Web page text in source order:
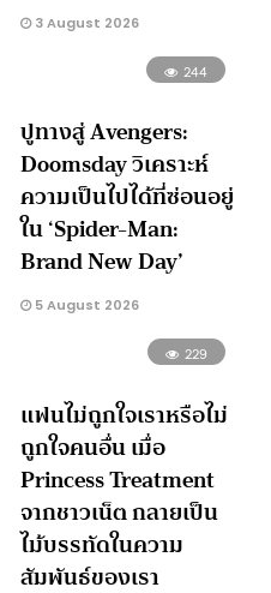
3 August 2026
244
ปูทางสู่ Avengers:
Doomsday วิเคราะห์
ความเป็นไปได้ที่ซ่อนอยู่
ใน ‘Spider-Man:
Brand New Day’
5 August 2026
229
แฟนไม่ถูกใจเราหรือไม่
ถูกใจคนอื่น เมื่อ
Princess Treatment
จากชาวเน็ต กลายเป็น
ไม้บรรทัดในความ
สัมพันธ์ของเรา